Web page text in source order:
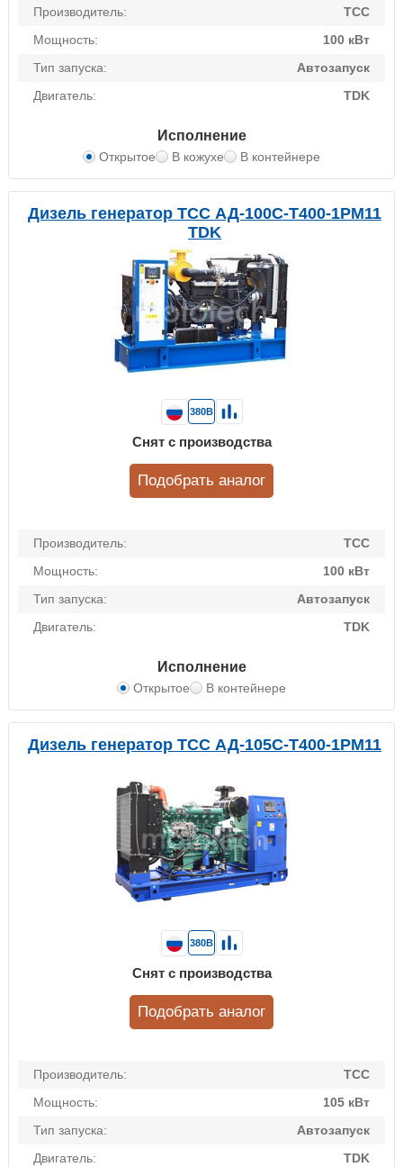
Производитель:
ТСС
Мощность:
100 кВт
Тип запуска:
Автозапуск
Двигатель:
TDK
Исполнение
Открытое В кожухе В контейнере
Дизель генератор ТСС АД-100С-Т400-1РМ11
TDK
Производитель:
ТСС
Мощность:
100 кВт
Тип запуска:
Автозапуск
Двигатель:
TDK
Исполнение
Открытое В контейнере
380В
Снят с производства
Подобрать аналог
Дизель генератор ТСС АД-105С-Т400-1РМ11
Производитель:
ТСС
Мощность:
105 кВт
Тип запуска:
Автозапуск
Двигатель:
TDK
380В
Снят с производства
Подобрать аналог